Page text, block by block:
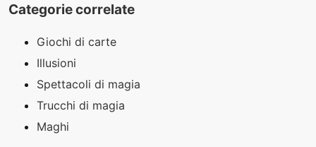
Categorie correlate
Giochi di carte
Illusioni
Spettacoli di magia
Trucchi di magia
Maghi